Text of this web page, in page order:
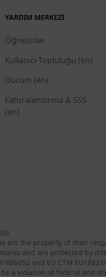
YARDIM MERKEZI
Öğreticiler
Kullanıcı Topluluğu (en)
Durum (en)
Faturalandırma & SSS
(en)
are the property of their
and are protected by
and EU CTM
a violation of federal and